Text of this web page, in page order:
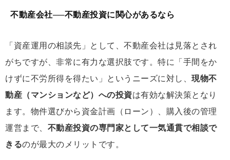
不動産会社──不動産投資に関心があるなら
「資産運用の相談先」として、不動産会社は見落とされ
がちですが、非常に有力な選択肢です。特に「手間をか
けずに不労所得を得たい」というニーズに対し、 現物不
動産（マンションなど）への投資は有効な解決策となり
ます。物件選びから資金計画（ローン）、購入後の管理
運営まで、 不動産投資の専門家として一気通貫で相談で
きるのが最大のメリットです。